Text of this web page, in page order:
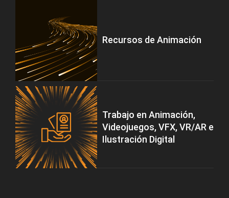
Recursos de Animación
Trabajo en Animación,
Videojuegos, VFX, VR/AR e
Ilustración Digital